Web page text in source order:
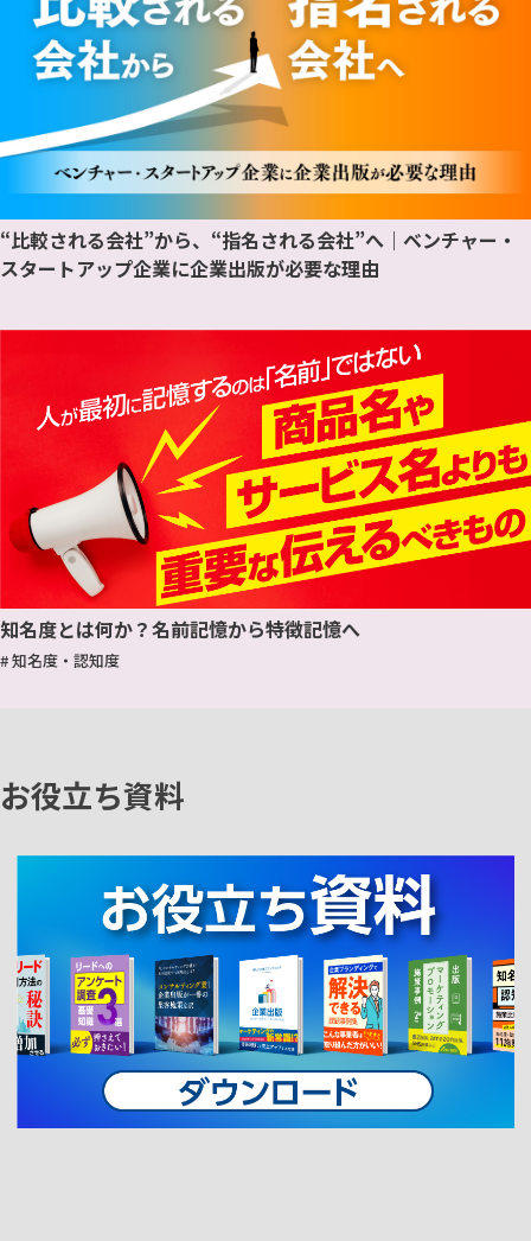
“比較される会社”から、“指名される会社”へ｜ベンチャー・
スタートアップ企業に企業出版が必要な理由
知名度とは何か？名前記憶から特徴記憶へ
# 知名度・認知度
お役立ち資料